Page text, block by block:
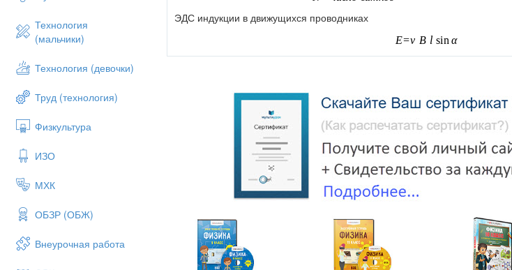
Технология
(мальчики)
Технология (девочки)
Труд (технология)
Физкультура
ИЗО
МХК
ОБЗР (ОБЖ)
Внеурочная работа
ЭДС индукции в движущихся проводниках
1 Фронтальная работа по решению задач.
2 Студенты выполняют тестовое задание.
Задачи для фронтальной работы
1 С какой скоростью надо перемещать проводник, длина которого 1м,
индукции, модуль которого равен 0,2Тл, чтобы в проводнике
2 Какую длину активной части должен иметь проводник, чтобы при
перпендикулярно вектору магнитной индукции, равной 0,4Тл, в нем
3 Какова индукция магнитного поля, если в проводнике с длиной